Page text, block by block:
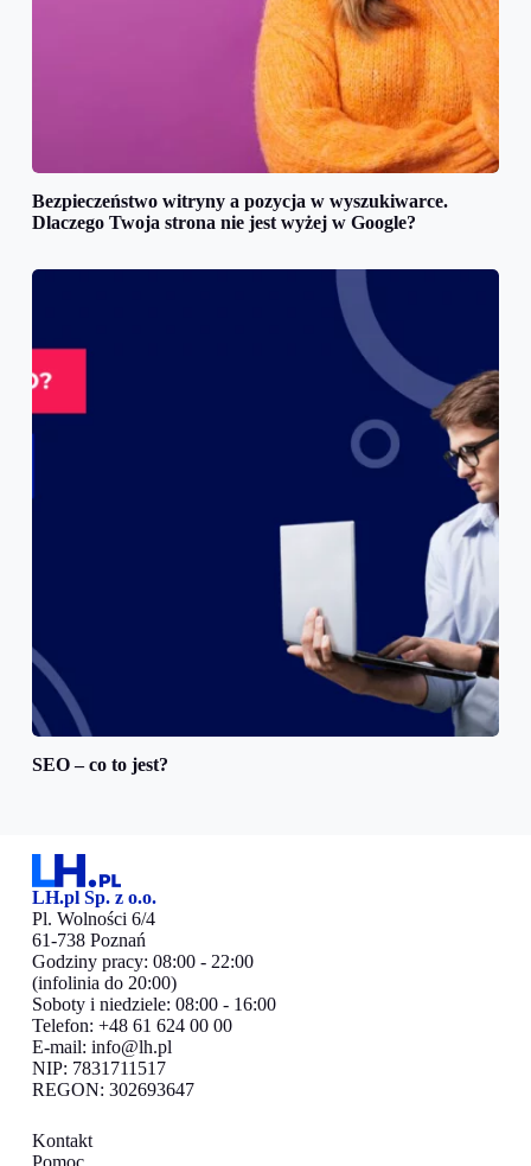
Bezpieczeństwo witryny a pozycja w wyszukiwarce.
Dlaczego Twoja strona nie jest wyżej w Google?
SEO – co to jest?
LH.pl Sp. z o.o.
Pl. Wolności 6/4
61-738 Poznań
Godziny pracy: 08:00 - 22:00
(infolinia do 20:00)
Soboty i niedziele: 08:00 - 16:00
Telefon: +48 61 624 00 00
E-mail: info@lh.pl
NIP: 7831711517
REGON: 302693647
Kontakt